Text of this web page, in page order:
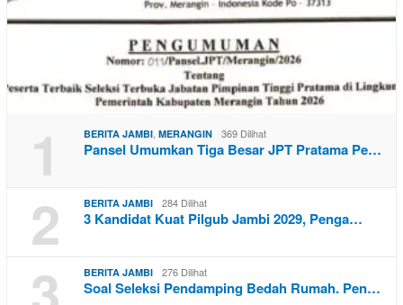
1 BERITA JAMBI MERANGIN 369 Dilihat
Pansel Umumkan Tiga Besar JPT Pratama Pe…
2 BERITA JAMBI 284 Dilihat
3 Kandidat Kuat Pilgub Jambi 2029, Penga…
BERITA JAMBI 276 Dilihat
Soal Seleksi Pendamping Bedah Rumah. Pen…